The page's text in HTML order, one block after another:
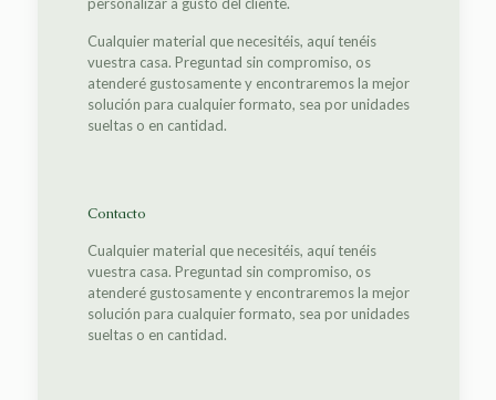
Cualquier material que necesitéis, aquí tenéis
vuestra casa. Preguntad sin compromiso, os
atenderé gustosamente y encontraremos la mejor
solución para cualquier formato, sea por unidades
sueltas o en cantidad.
Contacto
Cualquier material que necesitéis, aquí tenéis
vuestra casa. Preguntad sin compromiso, os
atenderé gustosamente y encontraremos la mejor
solución para cualquier formato, sea por unidades
sueltas o en cantidad.